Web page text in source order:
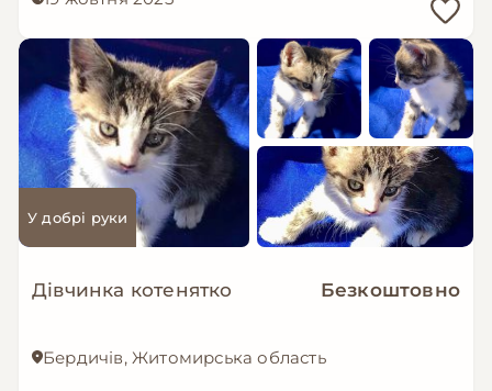
У добрі руки
Дівчинка котенятко Безкоштовно
Бердичів, Житомирська область